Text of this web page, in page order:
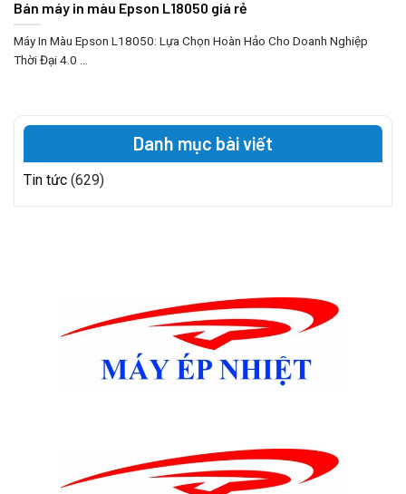
Danh mục bài viết
Tin tức (629)
Bán máy in màu Epson L18050 giá rẻ
Máy In Màu Epson L18050: Lựa Chọn Hoàn Hảo Cho Doanh Nghiệp
Thời Đại 4.0 ...